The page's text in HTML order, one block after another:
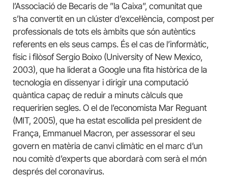
l’Associació de Becaris de ”la Caixa”, comunitat que
s’ha convertit en un clúster d’excel·lència, compost per
professionals de tots els àmbits que són autèntics
referents en els seus camps. És el cas de l’informàtic,
físic i filòsof Sergio Boixo (University of New Mexico,
2003), que ha liderat a Google una fita històrica de la
tecnologia en dissenyar i dirigir una computació
quàntica capaç de reduir a minuts càlculs que
requeririen segles. O el de l’economista Mar Reguant
(MIT, 2005), que ha estat escollida pel president de
França, Emmanuel Macron, per assessorar el seu
govern en matèria de canvi climàtic en el marc d’un
nou comitè d’experts que abordarà com serà el món
després del coronavirus.